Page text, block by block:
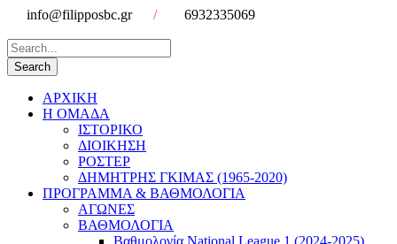
info@filipposbc.gr / 6932335069
ΑΡΧΙΚΗ
Η ΟΜΑΔΑ
ΙΣΤΟΡΙΚΟ
ΔΙΟΙΚΗΣΗ
ΡΟΣΤΕΡ
ΔΗΜΗΤΡΗΣ ΓΚΙΜΑΣ (1965-2020)
ΠΡΟΓΡΑΜΜΑ & ΒΑΘΜΟΛΟΓΙΑ
ΑΓΩΝΕΣ
ΒΑΘΜΟΛΟΓΙΑ
Βαθμολογία National League 1 (2024-2025)